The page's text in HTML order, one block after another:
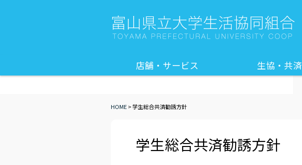
店舗・サービス 生協・共済
HOME>学生総合共済勧誘方針
学生総合共済勧誘方針